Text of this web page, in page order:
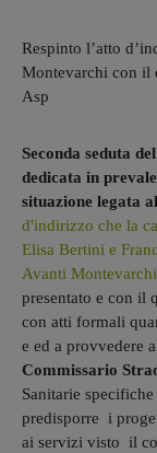
Respinto l’atto
Montevarchi con il
Asp
Seconda seduta
dedicata in
situazione legata
d'indirizzo che la
Elisa Bertini e
Avanti
presentato e con il
con atti formali
e ed a provvedere
Commissario
Sanitarie
predisporre i
ai servizi visto il